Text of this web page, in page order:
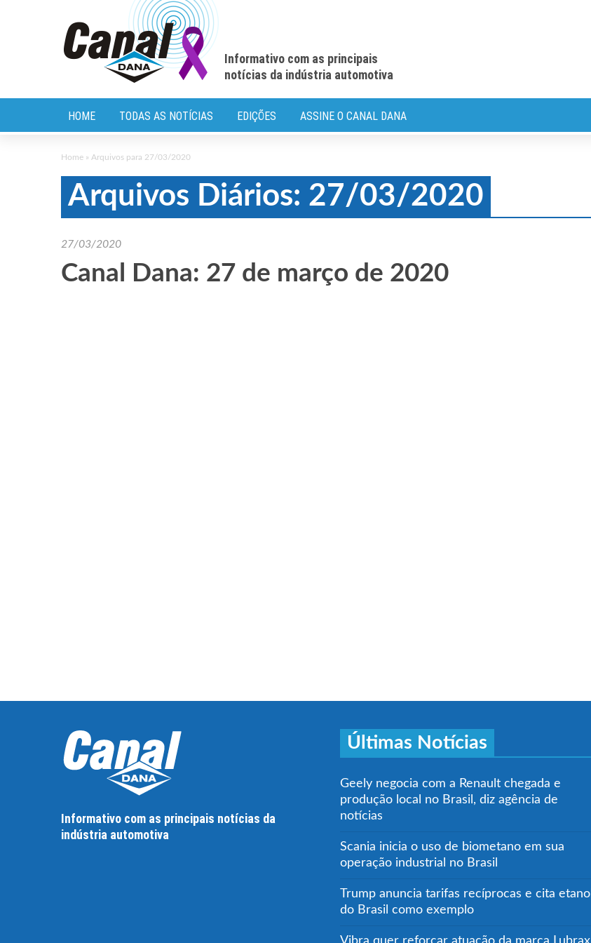
Informativo com as principais
notícias da indústria automotiva
HOME TODAS AS NOTÍCIAS EDIÇÕES ASSINE O CANAL DANA
Home » Arquivos para 27/03/2020
Arquivos Diários: 27/03/2020
27/03/2020
Canal Dana: 27 de março de 2020
Informativo com as principais notícias da
indústria automotiva
Últimas Notícias
Geely negocia com a Renault chegada e
produção local no Brasil, diz agência de
notícias
Scania inicia o uso de biometano em sua
operação industrial no Brasil
Trump anuncia tarifas recíprocas e cita etanol
do Brasil como exemplo